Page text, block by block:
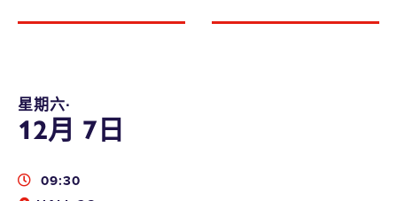
星期六∙
12月 7日
09:30新推广